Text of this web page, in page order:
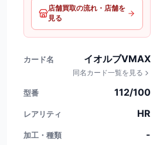
店舗買取の流れ・店舗を
見る
カード名 イオルブVMAX
同名カード一覧を見る
型番 112/100
レアリティ HR
加工・種類 -